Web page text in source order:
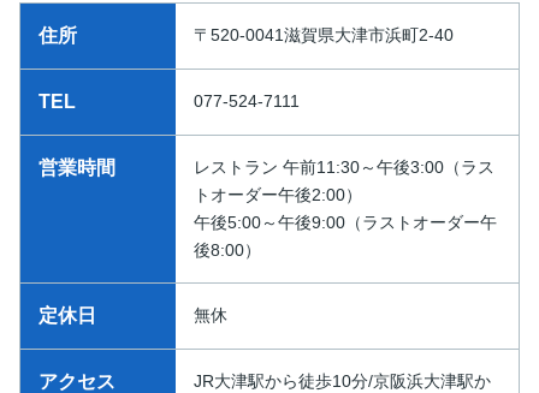
住所 〒520-0041滋賀県大津市浜町2-40
TEL 077-524-7111
営業時間
レストラン 午前11:30～午後3:00（ラス
トオーダー午後2:00）
午後5:00～午後9:00（ラストオーダー午
後8:00）
定休日 無休
アクセス
JR大津駅から徒歩10分/京阪浜大津駅か